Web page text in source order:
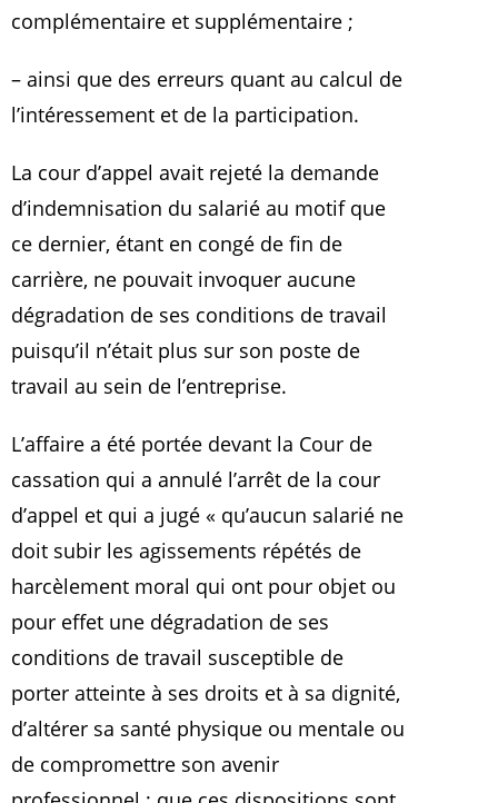
complémentaire et supplémentaire ;
– ainsi que des erreurs quant au calcul de
l’intéressement et de la participation.
La cour d’appel avait rejeté la demande
d’indemnisation du salarié au motif que
ce dernier, étant en congé de fin de
carrière, ne pouvait invoquer aucune
dégradation de ses conditions de travail
puisqu’il n’était plus sur son poste de
travail au sein de l’entreprise.
L’affaire a été portée devant la Cour de
cassation qui a annulé l’arrêt de la cour
d’appel et qui a jugé « qu’aucun salarié ne
doit subir les agissements répétés de
harcèlement moral qui ont pour objet ou
pour effet une dégradation de ses
conditions de travail susceptible de
porter atteinte à ses droits et à sa dignité,
d’altérer sa santé physique ou mentale ou
de compromettre son avenir